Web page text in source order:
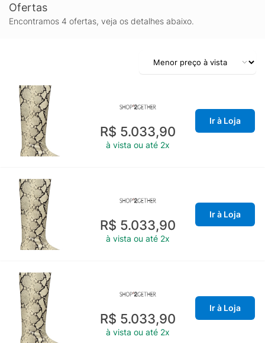
Ofertas
Encontramos 4 ofertas, veja os detalhes abaixo.
R$ 5.033,90
à vista ou até 2x
Ir à Loja
R$ 5.033,90
à vista ou até 2x
Ir à Loja
R$ 5.033,90
à vista ou até 2x
Ir à Loja